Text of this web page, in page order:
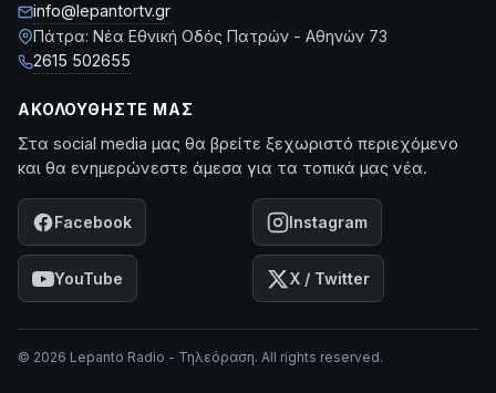
info@lepantortv.gr
Πάτρα: Νέα Εθνική Οδός Πατρών - Αθηνών 73
2615 502655
ΑΚΟΛΟΥΘΉΣΤΕ ΜΑΣ
Στα social media μας θα βρείτε ξεχωριστό περιεχόμενο
και θα ενημερώνεστε άμεσα για τα τοπικά μας νέα.
Facebook Instagram
YouTube X / Twitter
© 2026 Lepanto Radio - Τηλεόραση. All rights reserved.